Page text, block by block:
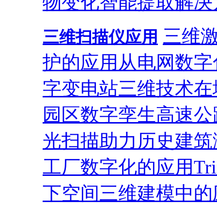
三维扫描仪应用 三维
护的应用 从电网数
字变电站三维技术
园区数字孪生高速
光扫描助力历史建
工厂数字化的应用
下空间三维建模中